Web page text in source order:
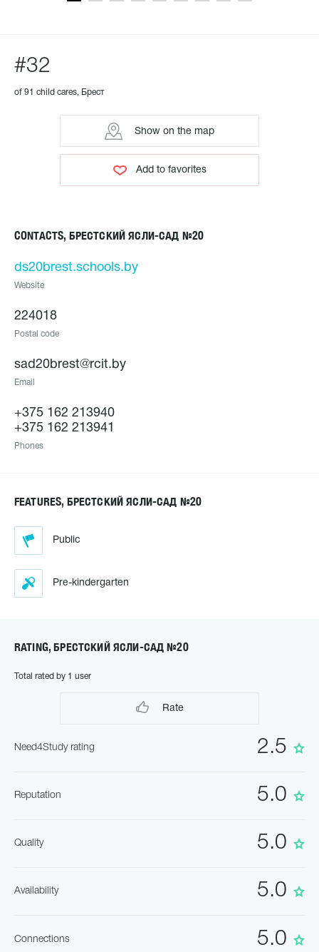
#32
of 91 child cares, Брест
Show on the map
Add to favorites
CONTACTS, БРЕСТСКИЙ ЯСЛИ-САД №20
ds20brest.schools.by
Website
224018
Postal code
sad20brest@rcit.by
Email
+375 162 213940
+375 162 213941
Phones
FEATURES, БРЕСТСКИЙ ЯСЛИ-САД №20
Public
Pre-kindergarten
RATING, БРЕСТСКИЙ ЯСЛИ-САД №20
Total rated by 1 user
Rate
2.5
Need4Study rating
5.0
Reputation
5.0
Quality
5.0
Availability
5.0
Connections